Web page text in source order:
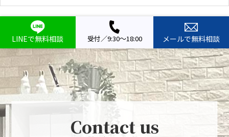
LINEで無料相談 受付／9:30～18:00 メールで無料相談
Contact us